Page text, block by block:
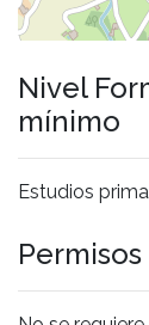
Nivel
mínimo
Estudios